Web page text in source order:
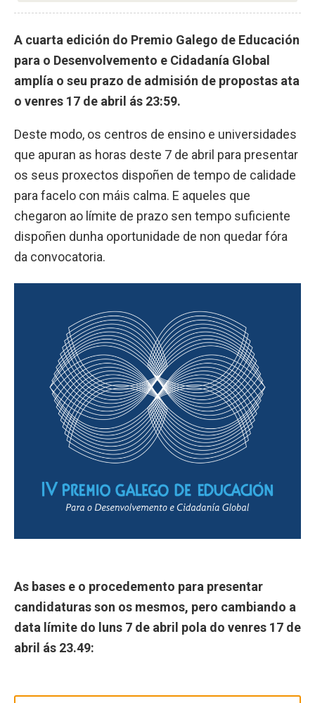
A cuarta edición do Premio Galego de Educación
para o Desenvolvemento e Cidadanía Global
amplía o seu prazo de admisión de propostas ata
o venres 17 de abril ás 23:59.
Deste modo, os centros de ensino e universidades
que apuran as horas deste 7 de abril para presentar
os seus proxectos dispoñen de tempo de calidade
para facelo con máis calma. E aqueles que
chegaron ao límite de prazo sen tempo suficiente
dispoñen dunha oportunidade de non quedar fóra
da convocatoria.
As bases e o procedemento para presentar
candidaturas son os mesmos, pero cambiando a
data límite do luns 7 de abril pola do venres 17 de
abril ás 23.49: